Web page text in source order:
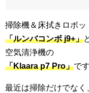
掃除機＆床拭きロボッ
「ルンバコンボ j9+」
空気清浄機の
「Klaara p7 Pro」です
最近は掃除だけでなく